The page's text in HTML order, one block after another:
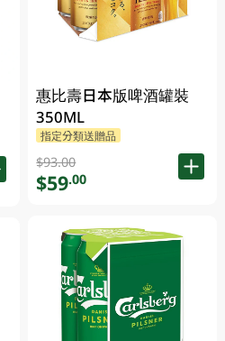
惠比壽日本版啤酒罐裝
350ML
指定分類送贈品
$93.00
$59.00